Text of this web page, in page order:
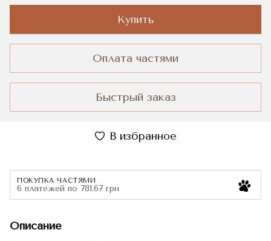
Купить
Оплата частями
Быстрый заказ
В избранное
ПОКУПКА ЧАСТЯМИ
6 платежей по 781.67 грн
Описание